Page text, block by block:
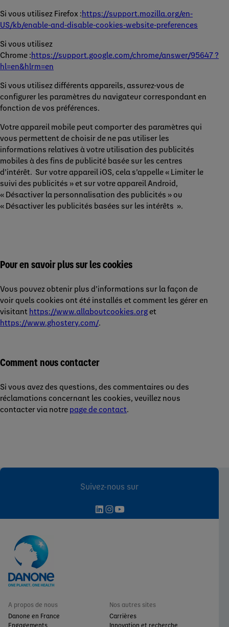
Si vous utilisez Firefox :https://support.mozilla.org/en-
US/kb/enable-and-disable-cookies-website-preferences
Si vous utilisez
Chrome :https://support.google.com/chrome/answer/95647 ?
hl=en&hlrm=en
Si vous utilisez différents appareils, assurez-vous de
configurer les paramètres du navigateur correspondant en
fonction de vos préférences.
Votre appareil mobile peut comporter des paramètres qui
vous permettent de choisir de ne pas utiliser les
informations relatives à votre utilisation des publicités
mobiles à des fins de publicité basée sur les centres
d’intérêt. Sur votre appareil iOS, cela s’appelle « Limiter le
suivi des publicités » et sur votre appareil Android,
« Désactiver la personnalisation des publicités » ou
« Désactiver les publicités basées sur les intérêts ».
Pour en savoir plus sur les cookies
Vous pouvez obtenir plus d’informations sur la façon de
voir quels cookies ont été installés et comment les gérer en
visitant https://www.allaboutcookies.orget
https://www.ghostery.com/.
Comment nous contacter
Si vous avez des questions, des commentaires ou des
réclamations concernant les cookies, veuillez nous
contacter via notre page de contact.
Suivez-nous sur
A propos de nous
Danone en France
Engagements
Nos autres sites
Carrières
Innovation et recherche